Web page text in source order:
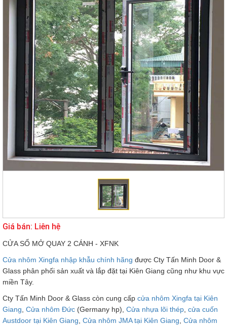
Giá bán: Liên hệ
CỬA SỔ MỞ QUAY 2 CÁNH - XFNK
Cửa nhôm Xingfa nhập khẫu chính hãng được Cty Tấn Minh Door &
Glass phân phối sản xuất và lắp đặt tại Kiên Giang cũng như khu vực
miền Tây.
Cty Tấn Minh Door & Glass còn cung cấp cửa nhôm Xingfa tại Kiên
Giang Cửa nhôm Đức (Germany hp), Cửa nhựa lõi thép cửa cuốn
Austdoor tại Kiên Giang Cửa nhôm JMA tại Kiên Giang Cửa nhôm